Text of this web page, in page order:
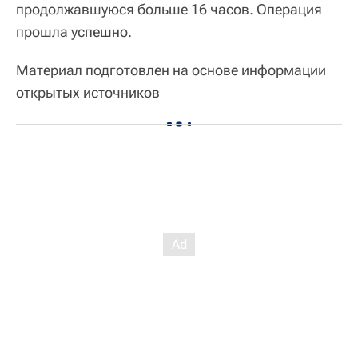
продолжавшуюся больше 16 часов. Операция
прошла успешно.
Материал подготовлен на основе информации
открытых источников